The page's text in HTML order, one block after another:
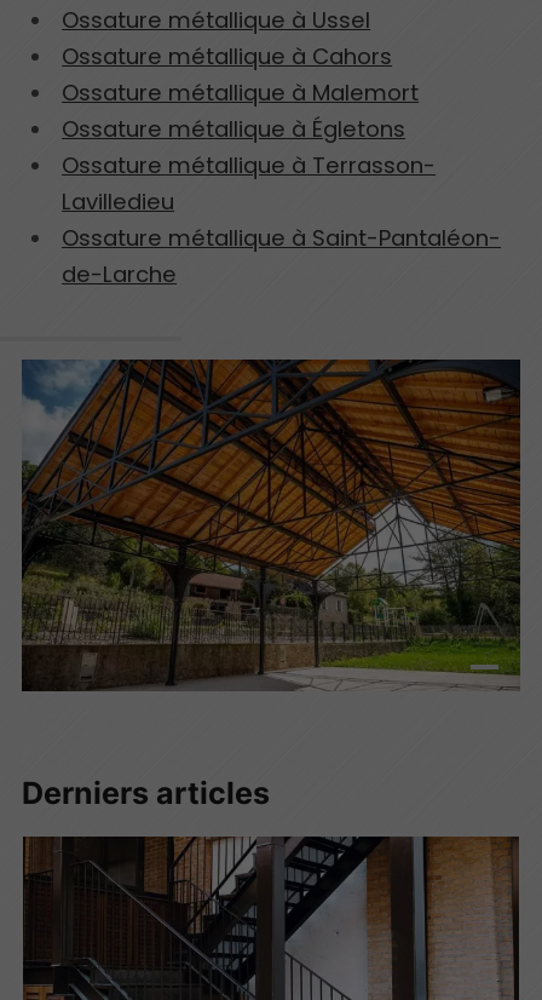
Ossature métallique à Ussel
Ossature métallique à Cahors
Ossature métallique à Malemort
Ossature métallique à Égletons
Ossature métallique à Terrasson-
Lavilledieu
Ossature métallique à Saint-Pantaléon-
de-Larche
Derniers articles